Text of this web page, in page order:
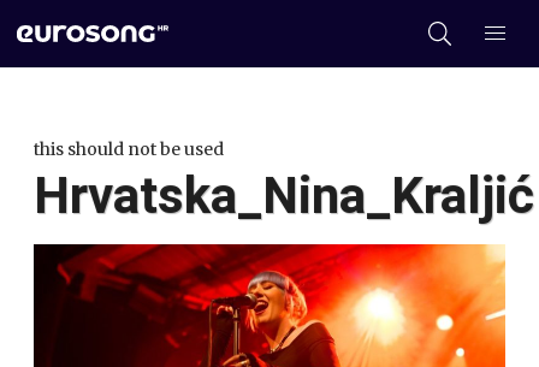
this should not be used
Hrvatska_Nina_Kraljić